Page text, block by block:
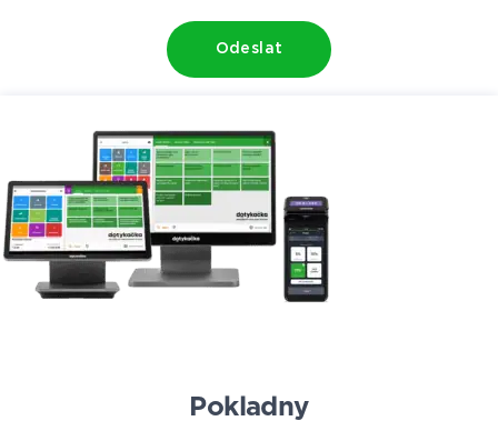
Odeslat
Pokladny